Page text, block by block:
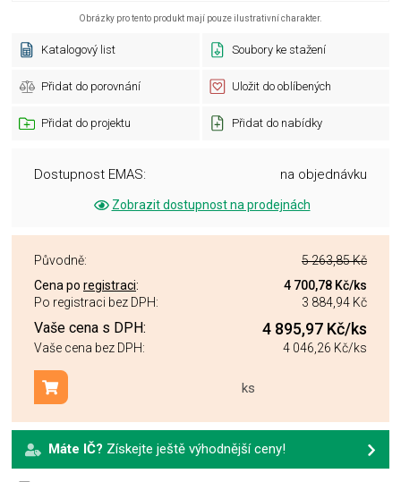
Obrázky pro tento produkt mají pouze ilustrativní charakter.
Katalogový list Soubory ke stažení
Přidat do porovnání Uložit do oblíbených
Přidat do projektu Přidat do nabídky
Dostupnost EMAS: na objednávku
Zobrazit dostupnost na prodejnách
Původně:
5 263,85 Kč
Cena po registraci: 4 700,78 Kč/ks
Po registraci bez DPH:
3 884,94 Kč
Vaše cena s DPH: 4 895,97 Kč/ks
Vaše cena bez DPH: 4 046,26 Kč/ks
ks
Přidat do košíku
Máte IČ? Získejte ještě výhodnější ceny!